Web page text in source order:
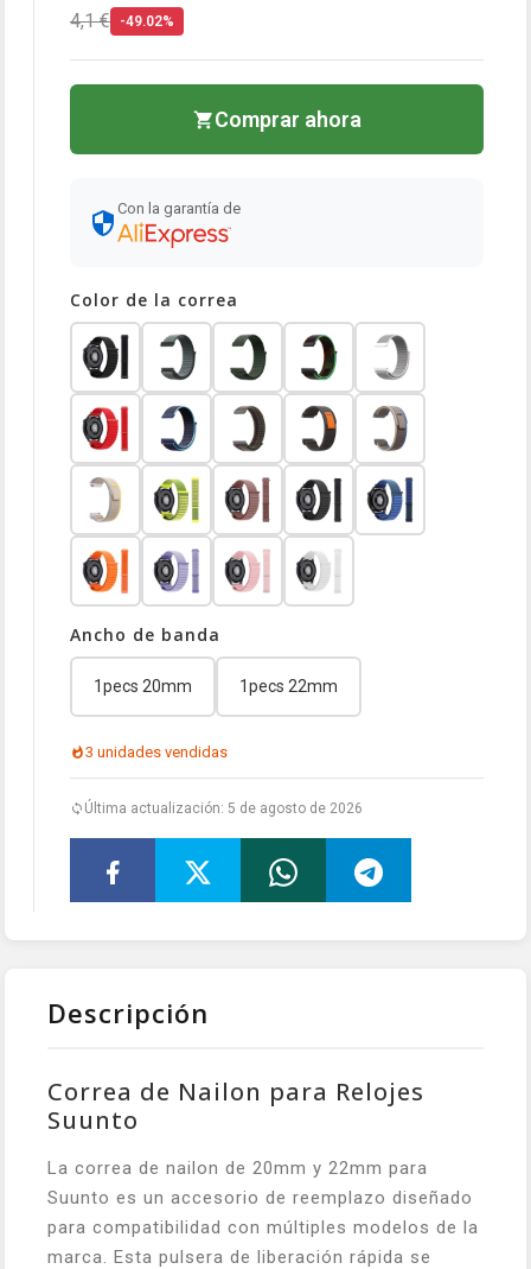
4,1 € -49.02%
Comprar ahora
Con la garantía de
Color de la correa
Ancho de banda
1pecs 20mm 1pecs 22mm
3 unidades vendidas
Última actualización: 5 de agosto de 2026
Descripción
Correa de Nailon para Relojes
Suunto
La correa de nailon de 20mm y 22mm para
Suunto es un accesorio de reemplazo diseñado
para compatibilidad con múltiples modelos de la
marca. Esta pulsera de liberación rápida se